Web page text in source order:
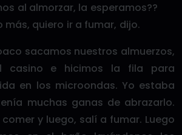
al almorzar, la esperamos??
más, quiero ir a fumar, dijo.
sacamos nuestros almuerzos,
casino e hicimos la fila para
en los microondas. Yo estaba
muchas ganas de abrazarlo.
y luego, salí a fumar. Luego